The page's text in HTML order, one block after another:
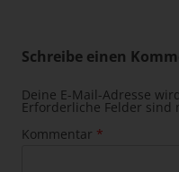
Schreibe einen
Deine E-Mail-Adresse
Erforderliche Felder sind
Kommentar *